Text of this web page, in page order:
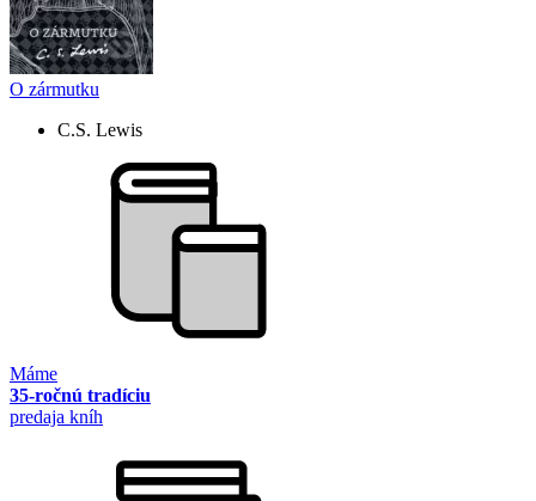
O zármutku
C.S. Lewis
Máme
35-ročnú tradíciu
predaja kníh